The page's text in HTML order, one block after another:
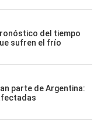
del tiempo
sufren el frío
parte de Argentina: